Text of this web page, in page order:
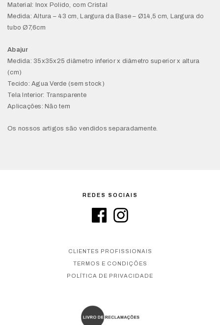
Material: Inox Polido, com Cristal
Medida: Altura – 43 cm, Largura da Base – Ø14,5 cm, Largura do
tubo Ø7,6cm
Abajur
Medida: 35x35x25 diâmetro inferior x diâmetro superior x altura
(cm)
Tecido: Agua Verde (sem stock)
Tela Interior: Transparente
Aplicações: Não tem
Os nossos artigos são vendidos separadamente.
REDES SOCIAIS
CLIENTES PROFISSIONAIS
TERMOS E CONDIÇÕES
POLÍTICA DE PRIVACIDADE